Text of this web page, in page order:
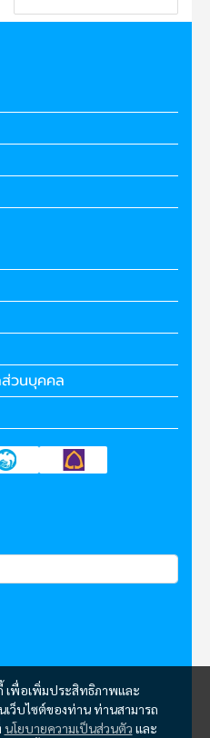
เพื่อเพิ่มประสิทธิภาพและ
ว็บไซต์ของท่าน ท่านสามารถ
นโยบายความเป็นส่วนตัว และ
ส่วนบุคคล